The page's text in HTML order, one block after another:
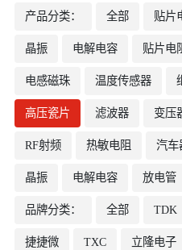
产品分类： 全部 贴片
晶振 电解电容 贴片电
电感磁珠 温度传感器
高压瓷片 滤波器 变压
RF射频 热敏电阻 汽车
晶振 电解电容 放电管
品牌分类： 全部 TDK
捷捷微 TXC 立隆电子